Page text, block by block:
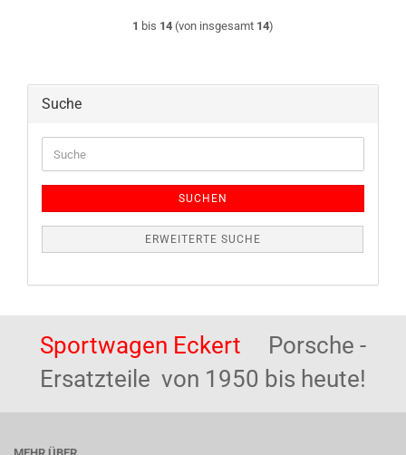
1 bis 14 (von insgesamt 14)
Suche
SUCHEN
ERWEITERTE SUCHE
Sportwagen Eckert Porsche -
Ersatzteile von 1950 bis heute!